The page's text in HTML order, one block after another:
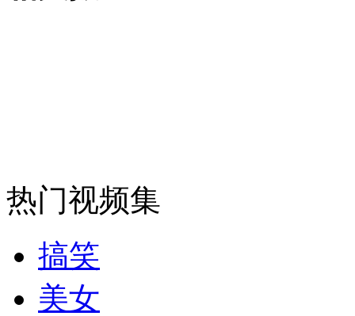
走！跟着总书记去植树
消防员救轻生者
热门视频集
搞笑
美女